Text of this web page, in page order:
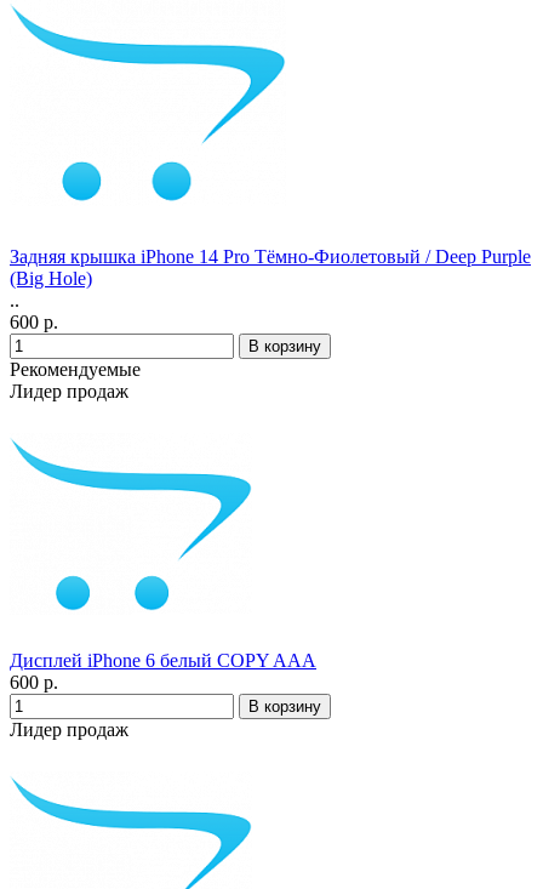
Задняя крышка iPhone 14 Pro Тёмно-Фиолетовый / Deep Purple
(Big Hole)
..
600 р.
Рекомендуемые
Лидер продаж
Дисплей iPhone 6 белый COPY AAA
600 р.
Лидер продаж